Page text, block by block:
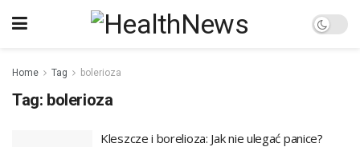
Home Tag bolerioza
Tag: bolerioza
Kleszcze i borelioza: Jak nie ulegać panice?